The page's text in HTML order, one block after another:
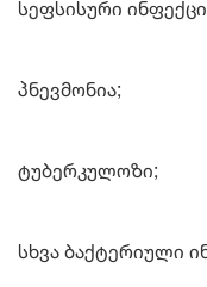
სეფსისური
პნევმონია;
ტუბერკულოზი;
სხვა ბაქტერიული